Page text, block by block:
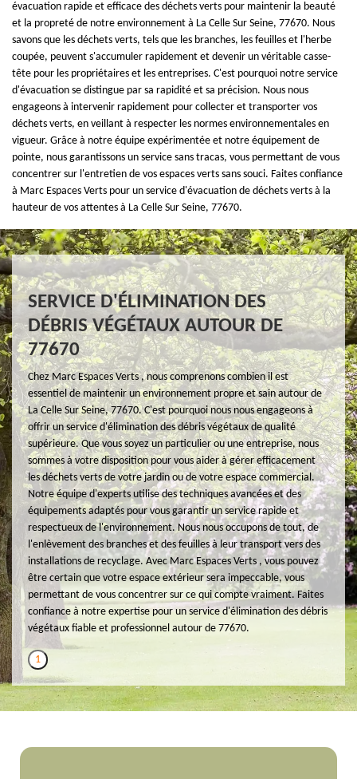
évacuation rapide et efficace des déchets verts pour maintenir la beauté
et la propreté de notre environnement à La Celle Sur Seine, 77670. Nous
savons que les déchets verts, tels que les branches, les feuilles et l'herbe
coupée, peuvent s'accumuler rapidement et devenir un véritable casse-
tête pour les propriétaires et les entreprises. C'est pourquoi notre service
d'évacuation se distingue par sa rapidité et sa précision. Nous nous
engageons à intervenir rapidement pour collecter et transporter vos
déchets verts, en veillant à respecter les normes environnementales en
vigueur. Grâce à notre équipe expérimentée et notre équipement de
pointe, nous garantissons un service sans tracas, vous permettant de vous
concentrer sur l'entretien de vos espaces verts sans souci. Faites confiance
à Marc Espaces Verts pour un service d'évacuation de déchets verts à la
hauteur de vos attentes à La Celle Sur Seine, 77670.
SERVICE D'ÉLIMINATION DES
DÉBRIS VÉGÉTAUX AUTOUR DE
77670
Chez Marc Espaces Verts , nous comprenons combien il est
essentiel de maintenir un environnement propre et sain autour de
La Celle Sur Seine, 77670. C'est pourquoi nous nous engageons à
offrir un service d'élimination des débris végétaux de qualité
supérieure. Que vous soyez un particulier ou une entreprise, nous
sommes à votre disposition pour vous aider à gérer efficacement
les déchets verts de votre jardin ou de votre espace commercial.
Notre équipe d'experts utilise des techniques avancées et des
équipements adaptés pour vous garantir un service rapide et
respectueux de l'environnement. Nous nous occupons de tout, de
l'enlèvement des branches et des feuilles à leur transport vers des
installations de recyclage. Avec Marc Espaces Verts , vous pouvez
être certain que votre espace extérieur sera impeccable, vous
permettant de vous concentrer sur ce qui compte vraiment. Faites
confiance à notre expertise pour un service d'élimination des débris
végétaux fiable et professionnel autour de 77670.
1